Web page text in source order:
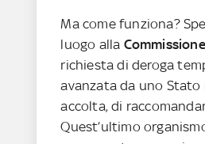
Ma come funziona?
luogo alla
richiesta di deroga
avanzata da uno Stato
accolta, di
Quest’ultimo